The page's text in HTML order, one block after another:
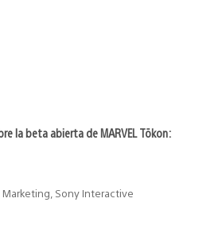
la beta abierta de MARVEL Tōkon:
Marketing, Sony Interactive